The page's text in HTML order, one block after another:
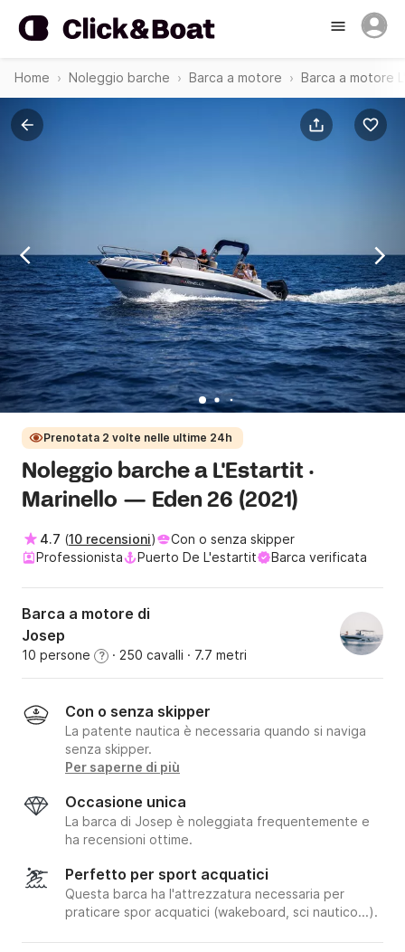
Home Noleggio barche Barca a motore Barca a motore
Prenotata 2 volte nelle ultime 24h
Noleggio barche a L'Estartit ·
Marinello — Eden 26 (2021)
4.7 (10 recensioni)
Con o senza skipper
Professionista
Puerto De L'estartit Barca verificata
Barca a motore di
Josep
10 persone ? · 250 cavalli · 7.7 metri
Con o senza skipper
La patente nautica è necessaria quando si naviga
senza skipper.
Per saperne di più
Occasione unica
La barca di Josep è noleggiata frequentemente e
ha recensioni ottime.
Perfetto per sport acquatici
Questa barca ha l'attrezzatura necessaria per
praticare spor acquatici (wakeboard, sci nautico...).